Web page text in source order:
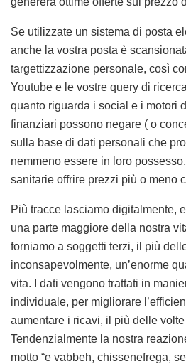
Se utilizzate un sistema di posta
anche la vostra posta è
targettizzazione personale, così
Youtube e le vostre query di
quanto riguarda i social e i motori
finanziari possono negare ( o
sulla base di dati personali che
nemmeno essere in loro
sanitarie offrire prezzi più o meno
Più tracce lasciamo digitalmente,
una parte maggiore della nostra
forniamo a soggetti terzi, il più
inconsapevolmente, un’enorme
vita. I dati vengono trattati in
individuale, per migliorare
aumentare i ricavi, il più delle
Tendenzialmente la nostra
motto “e vabbeh, chissenefrega,